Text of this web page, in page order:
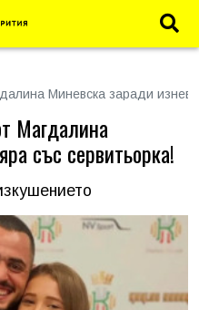
Миневска заради
Магдалина
със сервитьорка!